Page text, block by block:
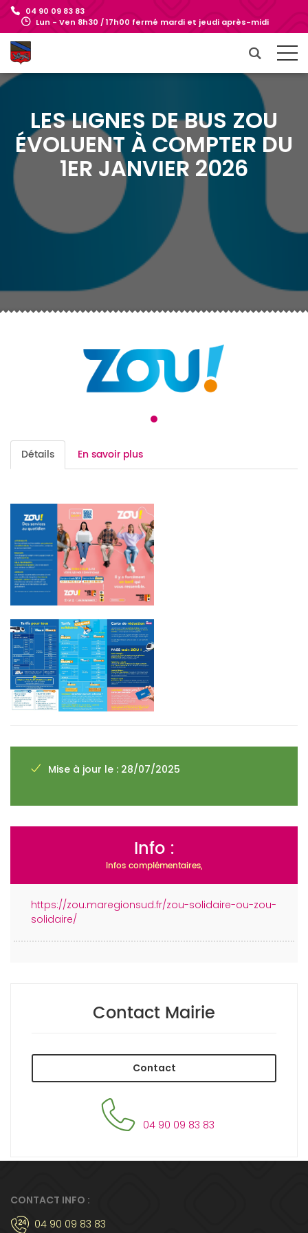
04 90 09 83 83
Lun - Ven 8h30 / 17h00 fermé mardi et jeudi après-midi
LES LIGNES DE BUS ZOU
ÉVOLUENT À COMPTER DU
1ER JANVIER 2026
Détails En savoir plus
Mise à jour le : 28/07/2025
Info :
Infos complémentaires,
https://zou.maregionsud.fr/zou-solidaire-ou-zou-
solidaire/
Contact Mairie
Contact
04 90 09 83 83
CONTACT INFO :
04 90 09 83 83